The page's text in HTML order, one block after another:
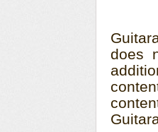
does